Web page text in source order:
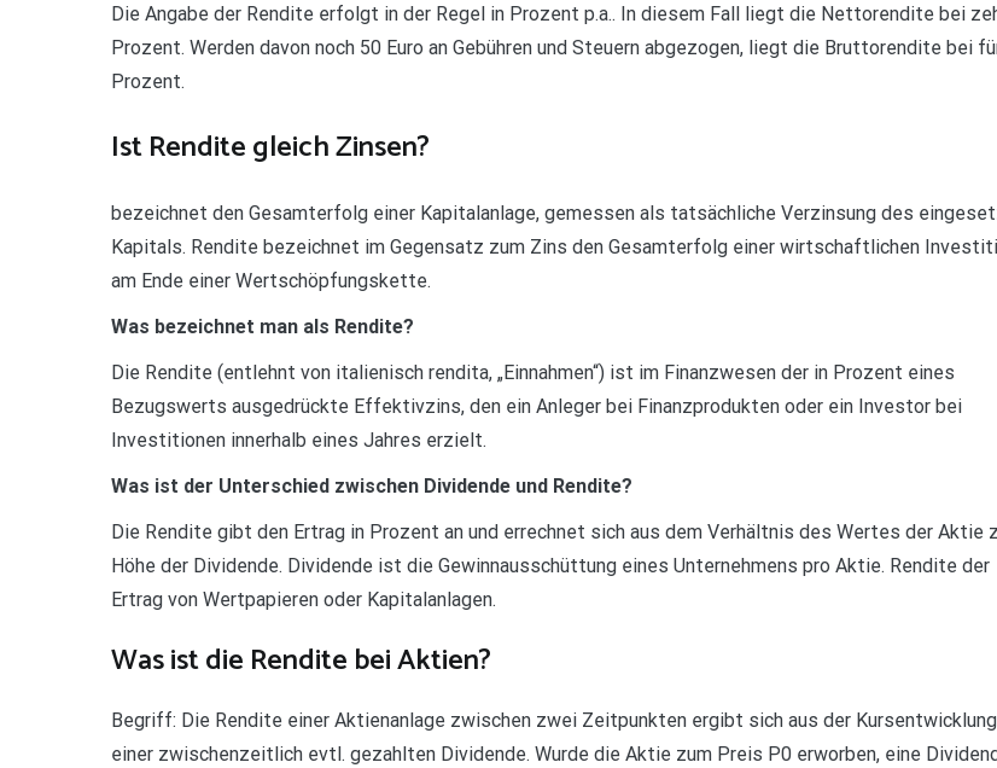
Die Angabe der Rendite erfolgt in der Regel in Prozent p.a.. In diesem Fall liegt die Nettorendite bei
Prozent. Werden davon noch 50 Euro an Gebühren und Steuern abgezogen, liegt die Bruttorendite bei
Prozent.
Ist Rendite gleich Zinsen?
bezeichnet den Gesamterfolg einer Kapitalanlage, gemessen als tatsächliche Verzinsung des
Kapitals. Rendite bezeichnet im Gegensatz zum Zins den Gesamterfolg einer wirtschaftlichen
am Ende einer Wertschöpfungskette.
Was bezeichnet man als Rendite?
Die Rendite (entlehnt von italienisch rendita, „Einnahmen“) ist im Finanzwesen der in Prozent eines
Bezugswerts ausgedrückte Effektivzins, den ein Anleger bei Finanzprodukten oder ein Investor bei
Investitionen innerhalb eines Jahres erzielt.
Was ist der Unterschied zwischen Dividende und Rendite?
Die Rendite gibt den Ertrag in Prozent an und errechnet sich aus dem Verhältnis des Wertes der Aktie
Höhe der Dividende. Dividende ist die Gewinnausschüttung eines Unternehmens pro Aktie. Rendite der
Ertrag von Wertpapieren oder Kapitalanlagen.
Was ist die Rendite bei Aktien?
Begriff: Die Rendite einer Aktienanlage zwischen zwei Zeitpunkten ergibt sich aus der Kursentwicklung
einer zwischenzeitlich evtl. gezahlten Dividende. Wurde die Aktie zum Preis P0 erworben, eine